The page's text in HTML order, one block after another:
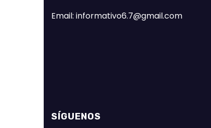
Email: informativo6.7@gmail.com
SÍGUENOS